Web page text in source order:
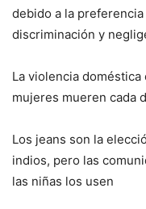
debido a la
discriminación y
La violencia
mujeres mueren cada
Los jeans son la
indios, pero las
las niñas los usen